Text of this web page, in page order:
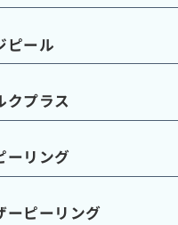
ピール
クプラス
ーリング
ーピーリング